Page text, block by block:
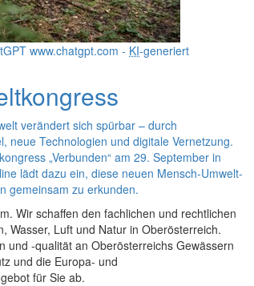
www.chatgpt.com - KI-generiert
verändert sich spürbar – durch
neue Technologien und digitale Vernetzung.
„Verbunden“ am 29. September in
lädt dazu ein, diese neuen Mensch-Umwelt-
gemeinsam zu erkunden.
Wir schaffen den fachlichen und rechtlichen
Wasser, Luft und Natur in Oberösterreich.
und -qualität an Oberösterreichs Gewässern
und die Europa- und
für Sie ab.